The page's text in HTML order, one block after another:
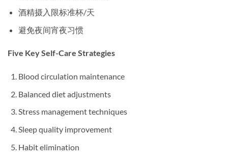
酒精摄入限标准杯/天
避免夜间宵夜习惯
Five Key Self-Care Strategies
Blood circulation maintenance
Balanced diet adjustments
Stress management techniques
Sleep quality improvement
Habit elimination